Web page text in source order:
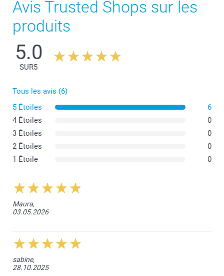
Avis Trusted Shops sur les
produits
5.0
SUR5
Tous les avis (6)
5 Étoiles
6
4 Étoiles
0
3 Étoiles
0
2 Étoiles
0
1 Étoile
0
Maura,
03.05.2026
sabine,
28.10.2025